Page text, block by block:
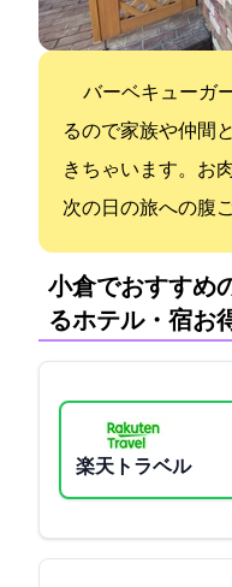
バーベキューガ
るので家族や仲間
きちゃいます。お
次の日の旅への腹
小倉でおすすめ
るホテル・宿:お
楽天トラベル